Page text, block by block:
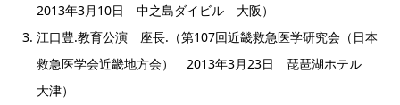
2013年3月10日 中之島ダイビル 大阪）
江口豊.教育公演 座長.（第107回近畿救急医学研究会（日本
救急医学会近畿地方会） 2013年3月23日 琵琶湖ホテル
大津）